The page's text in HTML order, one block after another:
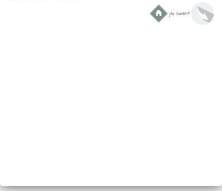
jeu suivant